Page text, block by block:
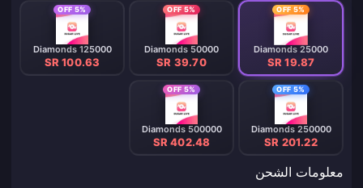
5% OFF
25000 Diamonds
SR 19.87
5% OFF
50000 Diamonds
SR 39.70
5% OFF
125000 Diamonds
SR 100.63
5% OFF
250000 Diamonds
SR 201.22
5% OFF
500000 Diamonds
SR 402.48
معلومات الشحن